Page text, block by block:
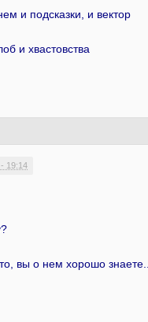
и подсказки, и вектор
и хвастовства
19:14
вы о нем хорошо знаете...